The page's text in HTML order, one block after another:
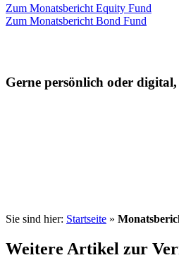
Zum Monatsbericht Equity Fund
Zum Monatsbericht Bond Fund
Gerne persönlich oder
Sie sind hier: Startseite »
Weitere Artikel zur